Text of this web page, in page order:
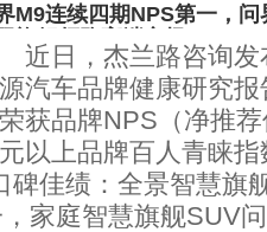
M9连续四期NPS第一，
旗舰领跑高端市场
日，杰兰路咨询发
汽车品牌健康研究
获品牌NPS（净推
以上品牌百人青睐
碑佳绩：全景智慧旗
家庭智慧旗舰SUV